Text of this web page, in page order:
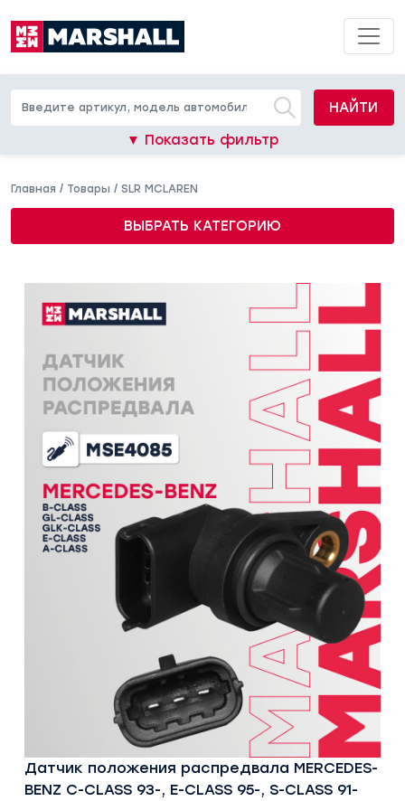
НАЙТИ
▼ Показать фильтр
Главная / Товары / SLR MCLAREN
ВЫБРАТЬ КАТЕГОРИЮ
Датчик положения распредвала MERCEDES-
BENZ C-CLASS 93-, E-CLASS 95-, S-CLASS 91-